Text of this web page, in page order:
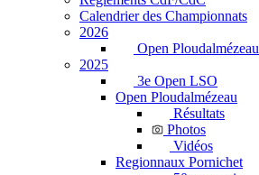
Calendrier des Championnats
2026
Open Ploudalmézeau
2025
3e Open LSO
Open Ploudalmézeau
Résultats
Photos
Vidéos
Regionnaux Pornichet